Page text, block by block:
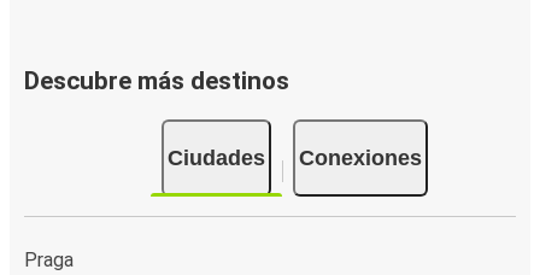
Descubre más destinos
Ciudades Conexiones
Praga